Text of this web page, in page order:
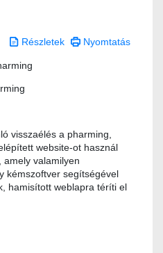
Részletek Nyomtatás
visszaélés a pharming,
website-ot használ
valamilyen
kémszoftver segítségével
hamisított weblapra téríti el